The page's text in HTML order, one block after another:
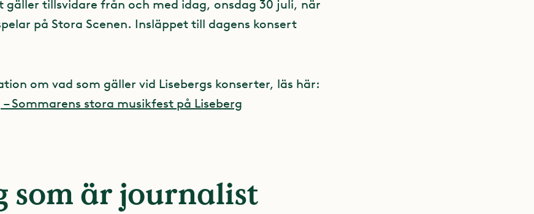
gäller tillsvidare från och med idag, onsdag 30 juli, när
på Stora Scenen. Insläppet till dagens konsert
om vad som gäller vid Lisebergs konserter, läs här:
– Sommarens stora musikfest på Liseberg
som är journalist